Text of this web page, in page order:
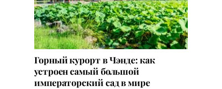
Горный курорт в Чэнде: как
устроен самый большой
императорский сад в мире